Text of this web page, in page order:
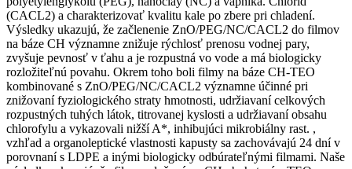
(CACL2) a charakterizovať kvalitu kale po zbere pri chladení.
Výsledky ukazujú, že začlenenie ZnO/PEG/NC/CACL2 do filmov
na báze CH významne znižuje rýchlosť prenosu vodnej pary,
zvyšuje pevnosť v ťahu a je rozpustná vo vode a má biologicky
rozložiteľnú povahu. Okrem toho boli filmy na báze CH-TEO
kombinované s ZnO/PEG/NC/CACL2 významne účinné pri
znižovaní fyziologického straty hmotnosti, udržiavaní celkových
rozpustných tuhých látok, titrovanej kyslosti a udržiavaní obsahu
chlorofylu a vykazovali nižší A*, inhibujúci mikrobiálny rast. ,
vzhľad a organoleptické vlastnosti kapusty sa zachovávajú 24 dní v
porovnaní s LDPE a inými biologicky odbúrateľnými filmami. Naše